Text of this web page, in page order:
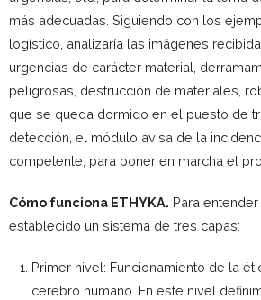
más adecuadas. Siguiendo con los
logístico, analizaría las imágenes
urgencias de carácter material,
peligrosas, destrucción de materiales,
que se queda dormido en el puesto de
detección, el módulo avisa de la
competente, para poner en marcha el
Cómo funciona ETHYKA. Para
establecido un sistema de tres capas:
Primer nivel: Funcionamiento de la
cerebro humano. En este nivel